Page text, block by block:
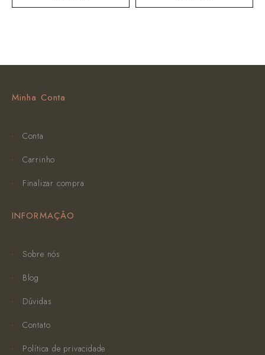
Minha Conta
Conta
Carrinho
Finalizar compra
INFORMAÇÃO
Sobre nós
Blog
Dúvidas
Contato
Política de privacidade